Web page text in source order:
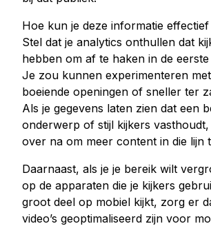
Twitter X Video bekeken kopen
Youtube Diensten
Kopen Youtube commentaar houdt
Youtube kopen houdt
Youtube abonnees kopen
Youtube weergaven kopen
Youtube live beelden kopen
Youtube kijkuren kopen
Hoe kun je deze informatie
Stel dat je analytics onthullen dat
hebben om af te haken in de
Je zou kunnen experimenteren
boeiende openingen of sneller ter
Als je gegevens laten zien dat een
onderwerp of stijl kijkers
over na om meer content in die lijn
Daarnaast, als je je bereik wilt
op de apparaten die je kijkers
groot deel op mobiel kijkt, zorg er
video’s geoptimaliseerd zijn voor